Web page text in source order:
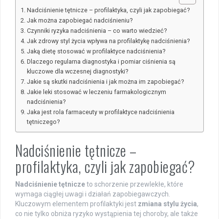
Nadciśnienie tętnicze – profilaktyka, czyli jak zapobiegać?
Jak można zapobiegać nadciśnieniu?
Czynniki ryzyka nadciśnienia – co warto wiedzieć?
Jak zdrowy styl życia wpływa na profilaktykę nadciśnienia?
Jaką dietę stosować w profilaktyce nadciśnienia?
Dlaczego regularna diagnostyka i pomiar ciśnienia są
kluczowe dla wczesnej diagnostyki?
Jakie są skutki nadciśnienia i jak można im zapobiegać?
Jakie leki stosować w leczeniu farmakologicznym
nadciśnienia?
Jaka jest rola farmaceuty w profilaktyce nadciśnienia
tętniczego?
Nadciśnienie tętnicze –
profilaktyka, czyli jak zapobiegać?
Nadciśnienie tętniczeto schorzenie przewlekłe, które
wymaga ciągłej uwagi i działań zapobiegawczych.
Kluczowym elementem profilaktyki jest zmiana stylu życia,
co nie tylko obniża ryzyko wystąpienia tej choroby, ale także